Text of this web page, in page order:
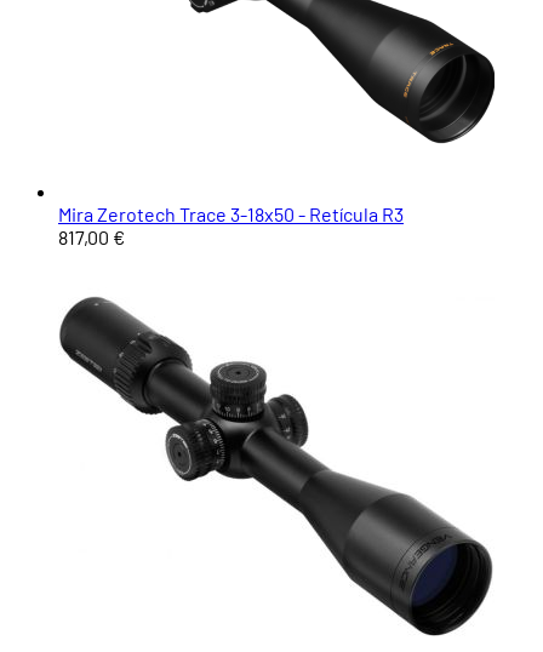
Mira Zerotech Trace 3-18x50 - Retícula R3
817,00 €